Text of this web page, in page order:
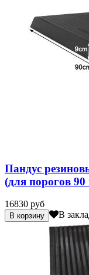
Пандус
(для порогов
16830 руб
В